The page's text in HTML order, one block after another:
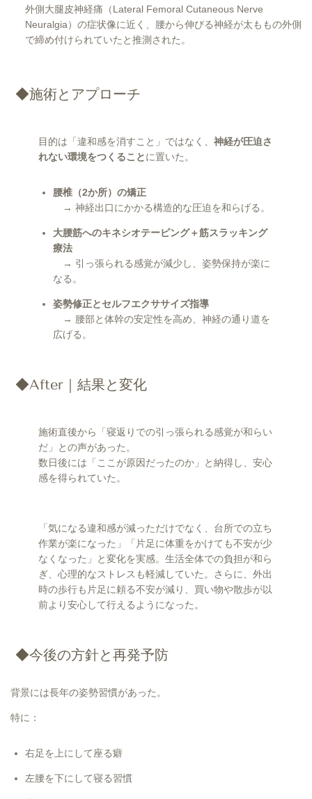
外側大腿皮神経痛（Lateral Femoral Cutaneous Nerve
Neuralgia）の症状像に近く、腰から伸びる神経が太ももの外側
で締め付けられていたと推測された。
◆施術とアプローチ
目的は「違和感を消すこと」ではなく、 神経が圧迫さ
れない環境をつくることに置いた。
腰椎（2か所）の矯正
→ 神経出口にかかる構造的な圧迫を和らげる。
大腰筋へのキネシオテーピング＋筋スラッキング
療法
→ 引っ張られる感覚が減少し、姿勢保持が楽に
なる。
姿勢修正とセルフエクササイズ指導
→ 腰部と体幹の安定性を高め、神経の通り道を
広げる。
◆After｜結果と変化
施術直後から「寝返りでの引っ張られる感覚が和らい
だ」との声があった。
数日後には「ここが原因だったのか」と納得し、安心
感を得られていた。
「気になる違和感が減っただけでなく、台所での立ち
作業が楽になった」「片足に体重をかけても不安が少
なくなった」と変化を実感。生活全体での負担が和ら
ぎ、心理的なストレスも軽減していた。さらに、外出
時の歩行も片足に頼る不安が減り、買い物や散歩が以
前より安心して行えるようになった。
◆今後の方針と再発予防
背景には長年の姿勢習慣があった。
特に：
右足を上にして座る癖
左腰を下にして寝る習慣